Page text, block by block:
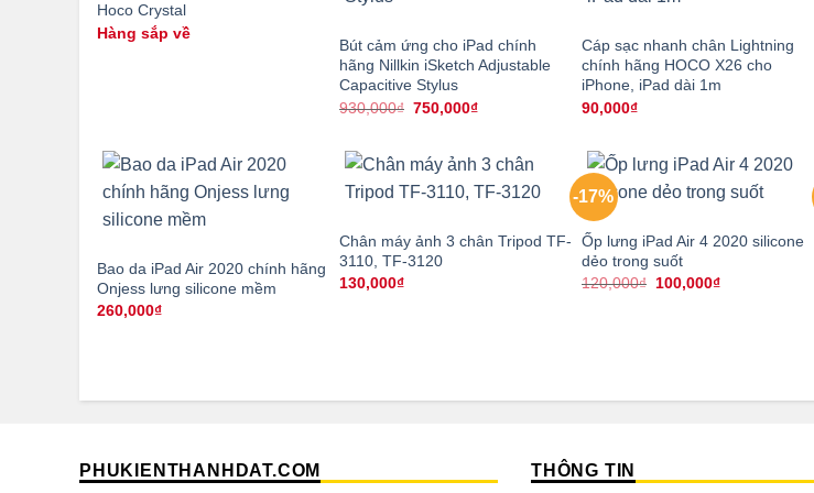
Hoco Crystal
Hàng sắp về
Bút cảm ứng cho iPad chính
hãng Nillkin iSketch Adjustable
Capacitive Stylus
930,000₫ Giá
930,000₫.
750,000₫Giá
750,000₫.
Cáp sạc nhanh chân Lightning
chính hãng HOCO X26 cho
iPhone, iPad dài 1m
90,000₫
Bao da iPad Air 2020 chính hãng
Onjess lưng silicone mềm
260,000₫
Chân máy ảnh 3 chân Tripod TF-
3110, TF-3120
130,000₫
-17%
Ốp lưng iPad Air 4 2020 silicone
dẻo trong suốt
120,000₫ Giá
100,000₫Giá
PHUKIENTHANHDAT.COM THÔNG TIN